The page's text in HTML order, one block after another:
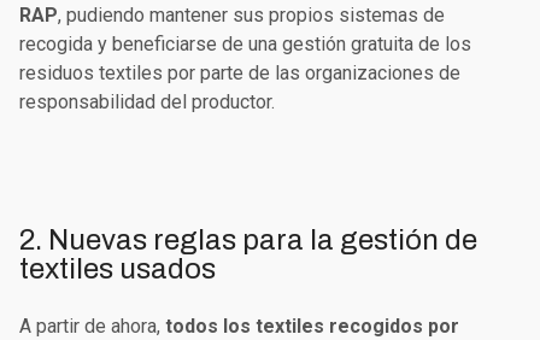
RAP, pudiendo mantener sus propios sistemas de
recogida y beneficiarse de una gestión gratuita de los
residuos textiles por parte de las organizaciones de
responsabilidad del productor.
2. Nuevas reglas para la gestión de
textiles usados
A partir de ahora, todos los textiles recogidos por